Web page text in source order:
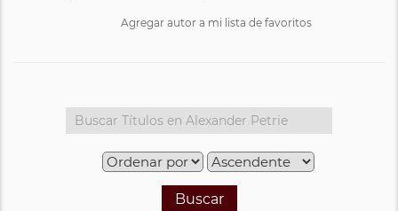
Agregar autor a mi lista de favoritos
Buscar